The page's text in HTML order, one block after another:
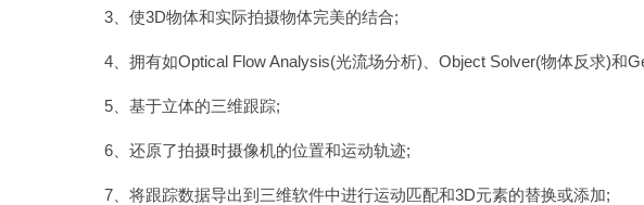
3、使3D物体和实际拍摄物体完美的结合;
4、拥有如Optical Flow Analysis(光流场分析)、Object Solver(物体反求)和
5、基于立体的三维跟踪;
6、还原了拍摄时摄像机的位置和运动轨迹;
7、将跟踪数据导出到三维软件中进行运动匹配和3D元素的替换或添加;